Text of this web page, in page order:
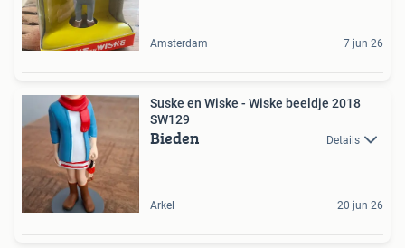
Amsterdam 7 jun 26
Suske en Wiske - Wiske beeldje 2018
SW129
Bieden Details
Arkel 20 jun 26